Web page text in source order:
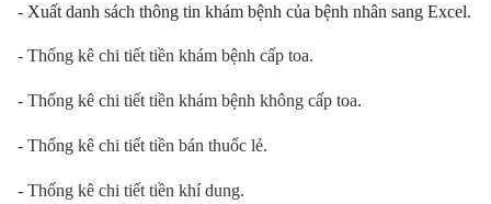
- Xuất danh sách thông tin khám bệnh của bệnh nhân sang Excel.
- Thống kê chi tiết tiền khám bệnh cấp toa.
- Thống kê chi tiết tiền khám bệnh không cấp toa.
- Thống kê chi tiết tiền bán thuốc lẻ.
- Thống kê chi tiết tiền khí dung.